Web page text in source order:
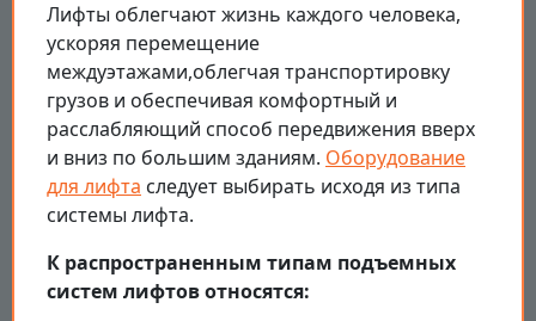
Лифты облегчают жизнь каждого человека,
ускоряя перемещение
междуэтажами,облегчая транспортировку
грузов и обеспечивая комфортный и
расслабляющий способ передвижения вверх
и вниз по большим зданиям. Оборудование
для лифта следует выбирать исходя из типа
системы лифта.
К распространенным типам подъемных
систем лифтов относятся: